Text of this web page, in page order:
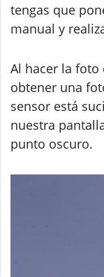
tengas que
manual y
Al hacer la foto
obtener una
sensor está
nuestra
punto oscuro.